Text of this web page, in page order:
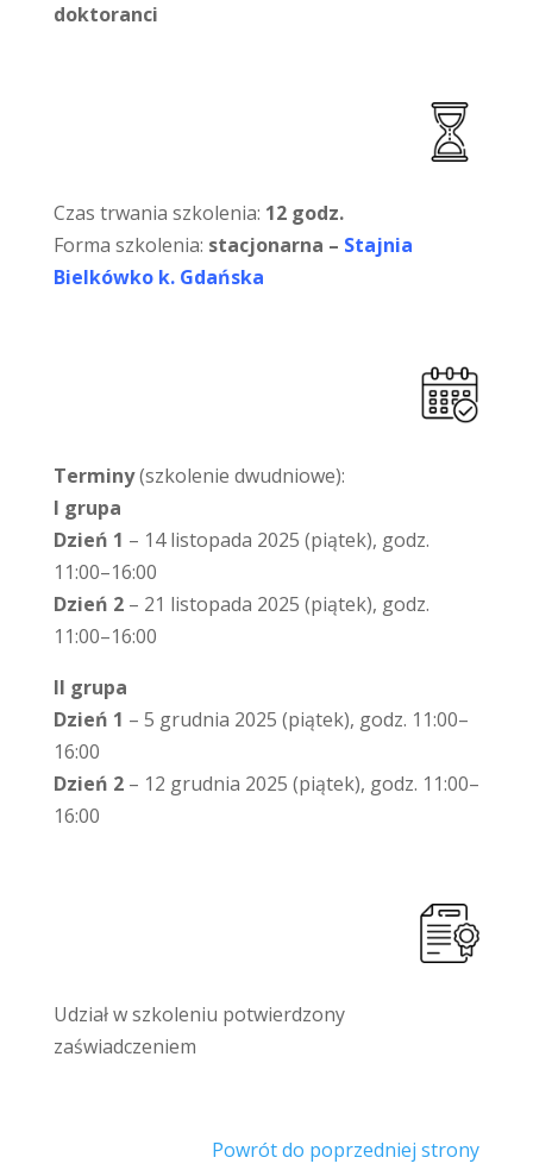
doktoranci
Czas trwania szkolenia: 12 godz.
Forma szkolenia: stacjonarna – Stajnia
Bielkówko k. Gdańska
Terminy(szkolenie dwudniowe):
I grupa
Dzień 1 – 14 listopada 2025 (piątek), godz.
11:00–16:00
Dzień 2– 21 listopada 2025 (piątek), godz.
11:00–16:00
II grupa
Dzień 1 – 5 grudnia 2025 (piątek), godz. 11:00–
16:00
Dzień 2– 12 grudnia 2025 (piątek), godz. 11:00–
16:00
Udział w szkoleniu potwierdzony
zaświadczeniem
Powrót do poprzedniej strony